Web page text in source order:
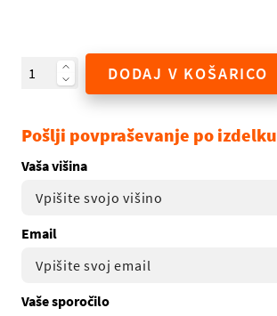
DODAJ V KOŠARICO
Pošlji povpraševanje po izdelku
Vaša višina
Email
Vaše sporočilo